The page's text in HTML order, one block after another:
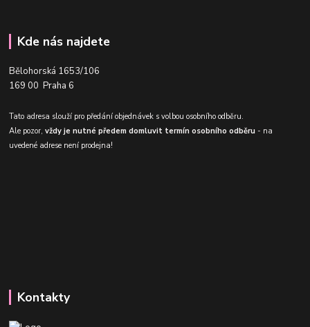
Kde nás najdete
Bělohorská 1653/106
169 00 Praha 6
Tato adresa slouží pro předání objednávek s volbou osobního odběru.
Ale pozor,vždy je nutné předem domluvit termín osobního odběru - na
uvedené adrese není prodejna!
Kontakty